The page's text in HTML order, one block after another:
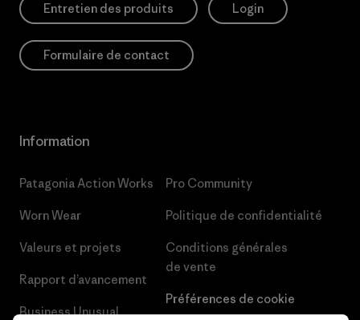
Entretien des produits Login
Formulaire de contact
Information
Patagonia Action Works
Worn Wear
Valeurs et projets
Rapport d’avancement
Business Unusual
Pro Community
Politique de confidentialité
Conditions générales
de vente
Préférences de cookie